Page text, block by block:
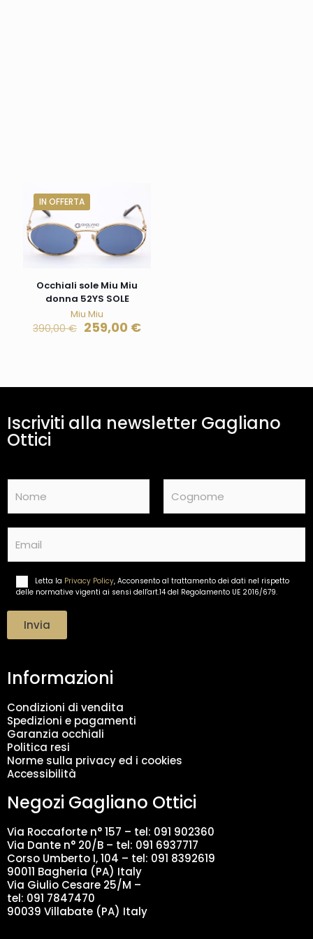
IN OFFERTA
Occhiali sole Miu Miu
donna 52YS SOLE
Miu Miu
390,00€ 259,00 €
Iscriviti alla newsletter Gagliano
Ottici
m
Nome Cognome
a
e
o
d
a
t
i
*
Letta la Privacy Policy, Acconsento al trattamento dei dati nel rispetto
delle normative vigenti ai sensi dell'art.14 del Regolamento UE 2016/679.
Invia
Informazioni
Condizioni di vendita
Spedizioni e pagamenti
Garanzia occhiali
Politica resi
Norme sulla privacy ed i cookies
Accessibilità
Negozi Gagliano Ottici
Via Roccaforte n° 157 – tel: 091 902360
Via Dante n° 20/B – tel: 091 6937717
Corso Umberto I, 104 – tel: 091 8392619
90011 Bagheria (PA) Italy
Via Giulio Cesare 25/M –
tel: 091 7847470
90039 Villabate (PA) Italy